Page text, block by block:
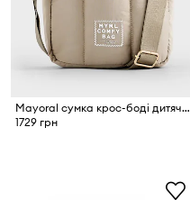
Mayoral сумка крос-боді дитяча
1729 грн